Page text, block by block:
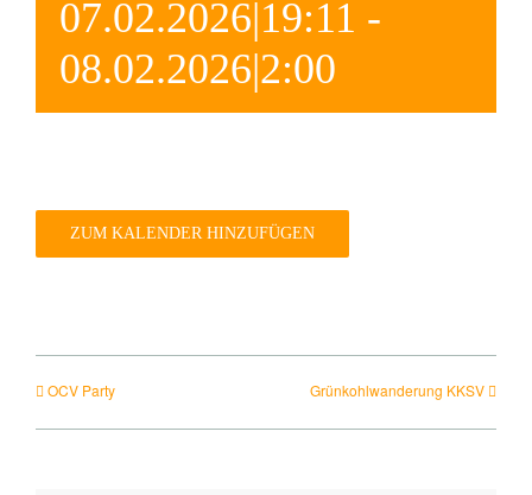
Engagiertes Land
Integriertes Energetisches Quartierskonzept
Veranstaltungen
07.02.2026|19:11 -
08.02.2026|2:00
ZUM KALENDER HINZUFÜGEN
OCV Party Grünkohlwanderung KKSV